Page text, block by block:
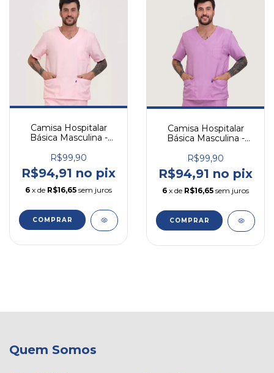
Camisa Hospitalar
Básica Masculina -
R$99,90
R$94,91 no pix
6 x de R$16,65 sem juros
COMPRAR
Camisa Hospitalar
Básica Masculina -
R$99,90
R$94,91 no pix
6 x de R$16,65 sem juros
COMPRAR
Quem Somos